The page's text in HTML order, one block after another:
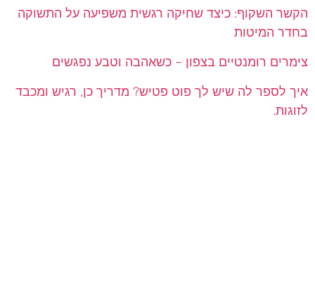
הקשר השקוף: כיצד שחיקה רגשית משפיעה על התשוקה
בחדר המיטות
צימרים רומנטיים בצפון – כשאהבה וטבע נפגשים
איך לספר לה שיש לך פוט פטיש? מדריך כן, רגיש ומכבד
לזוגות.